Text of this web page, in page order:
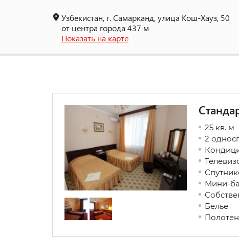
Узбекистан, г. Самарканд, улица Кош-Хауз, 50
от центра города 437 м
Показать на карте
25 кв. м
2
Мини-
Белье